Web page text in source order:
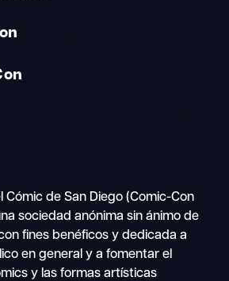
Cómic de San Diego (Comic-Con
sociedad anónima sin ánimo de
fines benéficos y dedicada a
en general y a fomentar el
y las formas artísticas